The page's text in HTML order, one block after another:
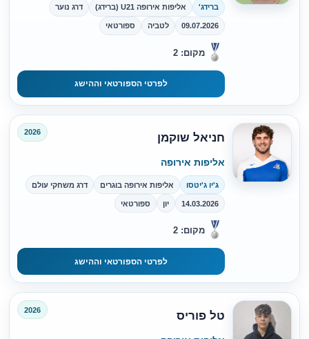
ברידג' אליפות אירופה U21 (ברידג) דרג נוער
09.07.2026 לטביה ספורטאי
מקום: 2
לפרטי הספורטאי וההישג
חניאל שוקמן 2026
אליפות אירופה
ג'יו ג'יטסו אליפות אירופה בוגרים דרג משחקי עולם
14.03.2026 יון ספורטאי
מקום: 2
לפרטי הספורטאי וההישג
טל פוריס 2026